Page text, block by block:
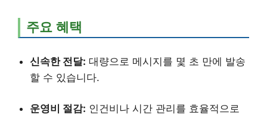
주요 혜택
신속한 전달: 대량으로 메시지를 몇 초 만에 발송
할 수 있습니다.
운영비 절감: 인건비나 시간 관리를 효율적으로